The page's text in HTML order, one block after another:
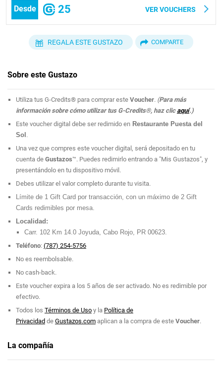
Desde 25 VER VOUCHERS
REGALA ESTE GUSTAZO COMPARTE
Sobre este Gustazo
Utiliza tus G-Credits® para comprar este Voucher. (Para más
información sobre cómo utilizar tus G-Credits®, haz clic aquí.)
Este voucher digital debe ser redimido en Restaurante Puesta del
Sol
Una vez que compres este voucher digital, será depositado en tu
cuenta de Gustazos™. Puedes redimirlo entrando a "Mis Gustazos", y
presentándolo en tu dispositivo móvil.
Debes utilizar el valor completo durante tu visita.
Límite de 1 Gift Card por transacción, con un máximo de 2 Gift
Cards redimibles por mesa.
Localidad:
Carr. 102 Km 14.0 Joyuda, Cabo Rojo, PR 00623.
Teléfono: (787) 254-5756
No es reembolsable.
No cash-back.
Este voucher expira a los 5 años de ser activado. No es redimible por
efectivo.
Todos los Términos de Usoy la Política de
Privacidad de Gustazos.comaplican a la compra de este Voucher.
La compañía